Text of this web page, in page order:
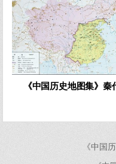
《中国历史地图集》秦
《中国